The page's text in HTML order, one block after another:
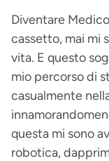
Diventare
cassetto, mai mi
vita. E questo
mio percorso di
casualmente
questa mi sono
robotica,